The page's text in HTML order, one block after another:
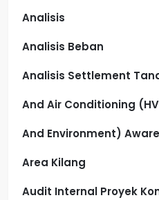
Analisis
Analisis Beban
Analisis Settlement
And Air Conditioning
And Environment)
Area Kilang
Audit Internal Proyek